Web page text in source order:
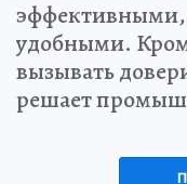
удобными.
вызывать
решает